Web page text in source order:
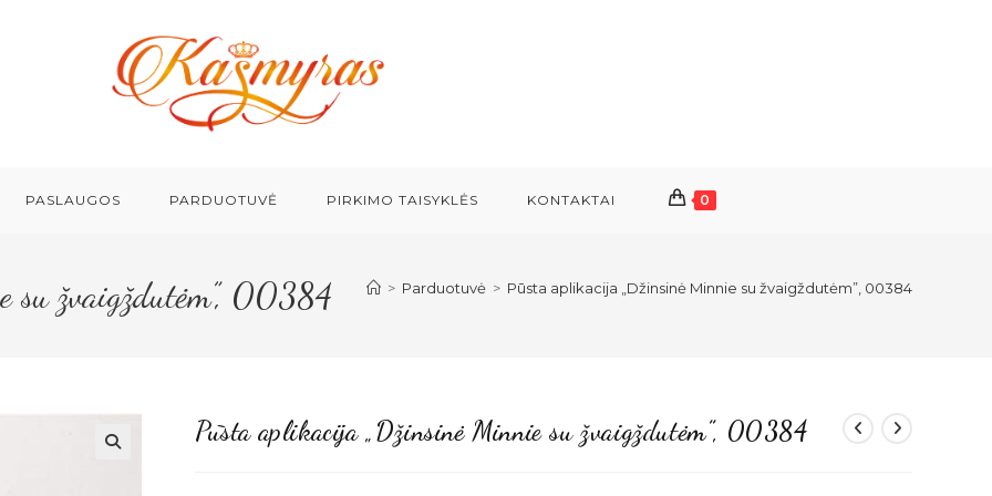
PASLAUGOS PARDUOTUVĖ PIRKIMO TAISYKLĖS KONTAKTAI 0
su žvaigždutėm”, 00384 > Parduotuvė > Pūsta aplikacija „Džinsinė Minnie su žvaigždutėm”, 00384
Pūsta aplikacija „Džinsinė Minnie su žvaigždutėm”, 00384